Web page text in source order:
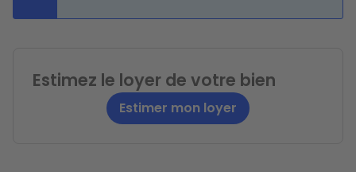
Estimez le loyer de votre bien
Estimer mon loyer